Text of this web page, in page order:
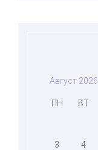
Август 2026
ПН ВТ
3 4